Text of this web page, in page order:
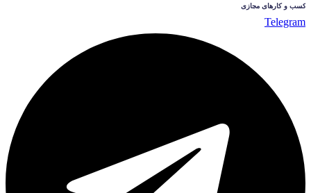
Telegram